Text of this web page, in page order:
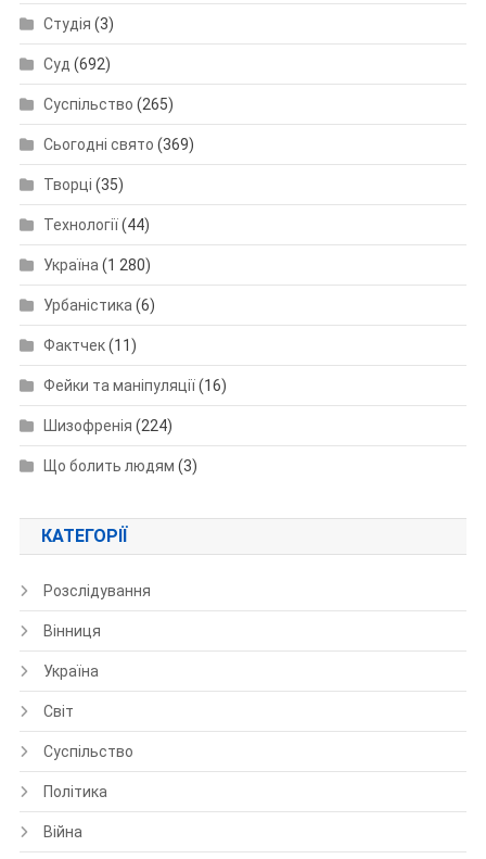
Студія (3)
Суд (692)
Суспільство (265)
Сьогодні свято (369)
Творці (35)
Технології(44)
Україна (1 280)
Урбаністика (6)
Фактчек(11)
Фейки та маніпуляції(16)
Шизофренія (224)
Що болить людям (3)
КАТЕГОРІЇ
Розслідування
Вінниця
Україна
Світ
Суспільство
Політика
Війна